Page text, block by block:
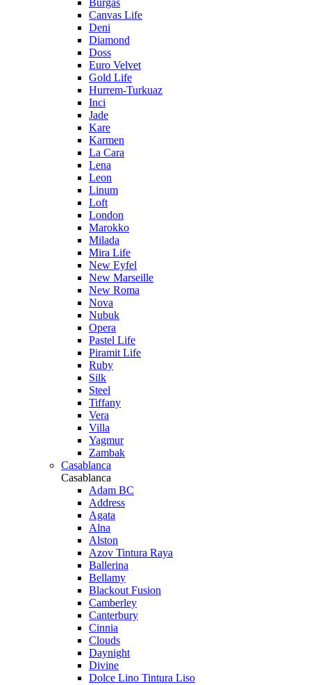
Burgas
Canvas Life
Deni
Diamond
Doss
Euro Velvet
Gold Life
Hurrem-Turkuaz
Inci
Jade
Kare
Karmen
La Cara
Lena
Leon
Linum
Loft
London
Marokko
Milada
Mira Life
New Eyfel
New Marseille
New Roma
Nova
Nubuk
Opera
Pastel Life
Piramit Life
Ruby
Silk
Steel
Tiffany
Vera
Villa
Yagmur
Zambak
Casablanca
Casablanca
Adam BC
Address
Agata
Alna
Alston
Azov Tintura Raya
Ballerina
Bellamy
Blackout Fusion
Camberley
Canterbury
Cinnia
Clouds
Daynight
Divine
Dolce Lino Tintura Liso